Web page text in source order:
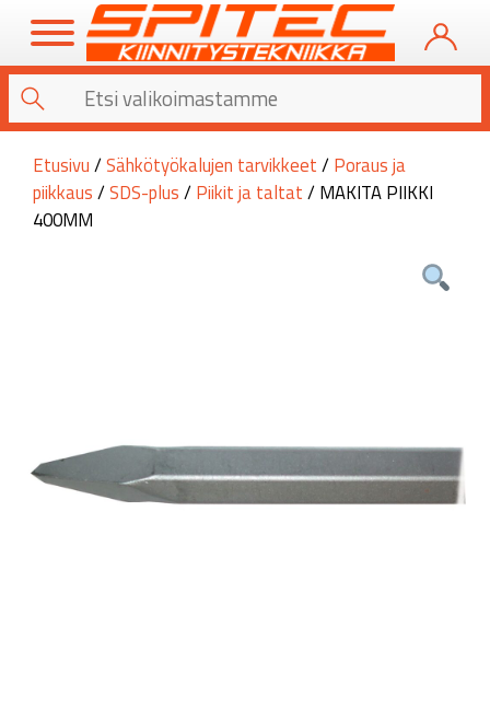
Etusivu /Sähkötyökalujen tarvikkeet / Poraus ja
piikkaus /SDS-plus / Piikit ja taltat / MAKITA PIIKKI
400MM